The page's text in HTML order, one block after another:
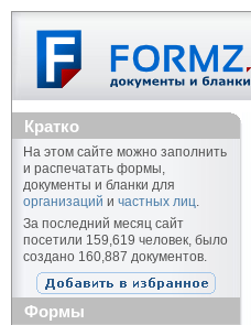
Кратко
На этом сайте можно заполнить
и распечатать формы,
документы и бланки для
организаций и частных лиц.
За последний месяц сайт
посетили 159,619 человек, было
создано 160,887 документов.
Формы